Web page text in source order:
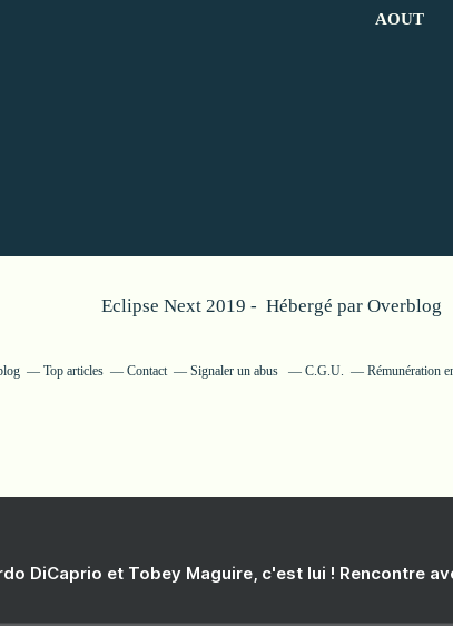
AOUT
Eclipse Next 2019 - Hébergé par Overblog
Top articles Contact Signaler un abus C.G.U. Rémunération
DiCaprio et Tobey Maguire, c'est lui ! Rencontre